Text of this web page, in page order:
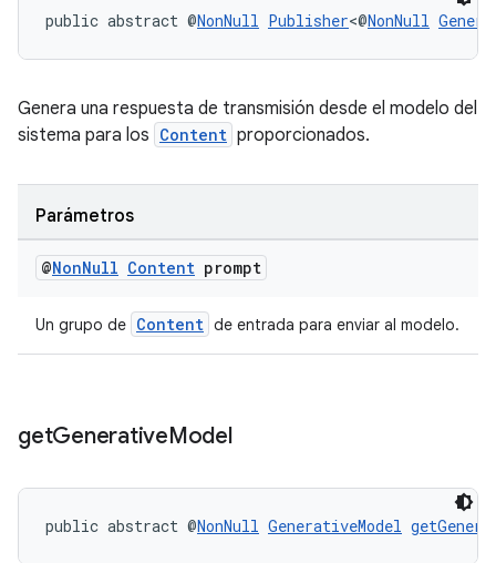
public abstract @NonNull Publisher<@NonNull
Genera una respuesta de transmisión desde el modelo del
sistema para los Content proporcionados.
Parámetros
@NonNull Content prompt
Un grupo de Content de entrada para enviar al modelo.
getGenerativeModel
public abstract @NonNull GenerativeModel